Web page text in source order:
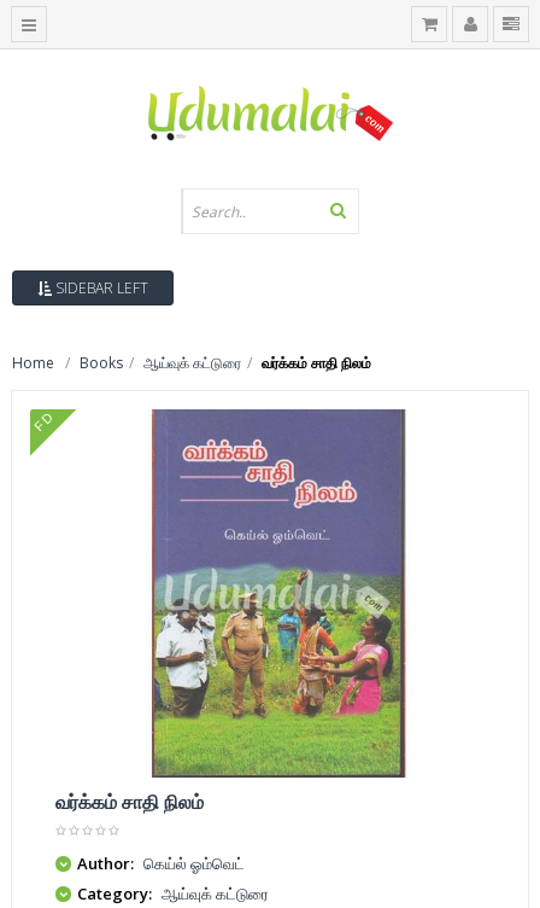
SIDEBAR LEFT
Home Books ஆய்வுக் கட்டுரை வர்க்கம் சாதி நிலம்
FD
வர்க்கம் சாதி நிலம்
Author: கெய்ல் ஓம்வெட்
Category: ஆய்வுக் கட்டுரை